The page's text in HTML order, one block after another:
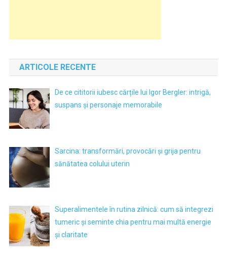
ARTICOLE RECENTE
De ce cititorii iubesc cărțile lui Igor Bergler: intrigă,
suspans și personaje memorabile
Sarcina: transformări, provocări și grija pentru
sănătatea colului uterin
Superalimentele în rutina zilnică: cum să integrezi
tumeric și seminte chia pentru mai multă energie
și claritate